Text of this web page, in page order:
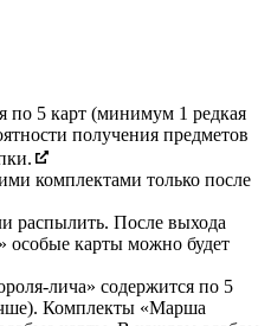
по 5 карт (минимум 1 редкая
получения предметов
комплектами только после
распылить. После выхода
особые карты можно будет
лича» содержится по 5
Комплекты «Марша